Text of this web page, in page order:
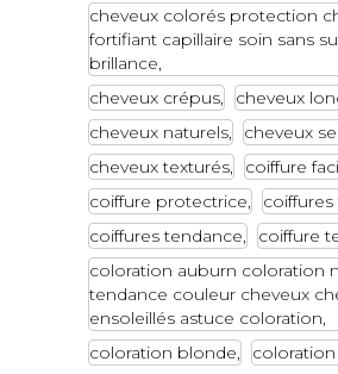
cheveux colorés protection
fortifiant capillaire soin sans
brillance
cheveux crépus
cheveux
cheveux naturels
cheveux
cheveux texturés
coiffure
coiffure protectrice
coiffures
coiffures tendance
coiffure
coloration auburn coloration
tendance couleur cheveux
ensoleillés astuce coloration
coloration blonde